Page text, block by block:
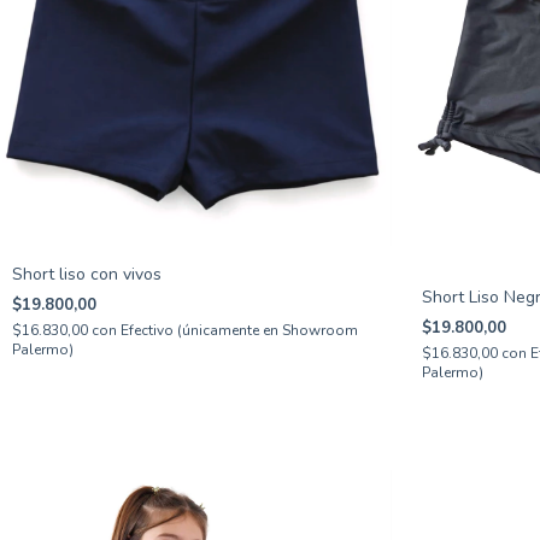
Short liso con vivos
$19.800,00
$16.830,00 con Efectivo (únicamente en Showroom
Palermo)
Short Liso
$19.800,00
$16.830,00 con
Palermo)